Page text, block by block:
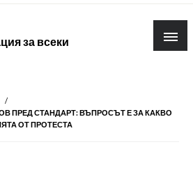
за всеки
ПРЕД СТАНДАРТ: ВЪПРОСЪТ Е ЗА КАКВО
ОТ ПРОТЕСТА